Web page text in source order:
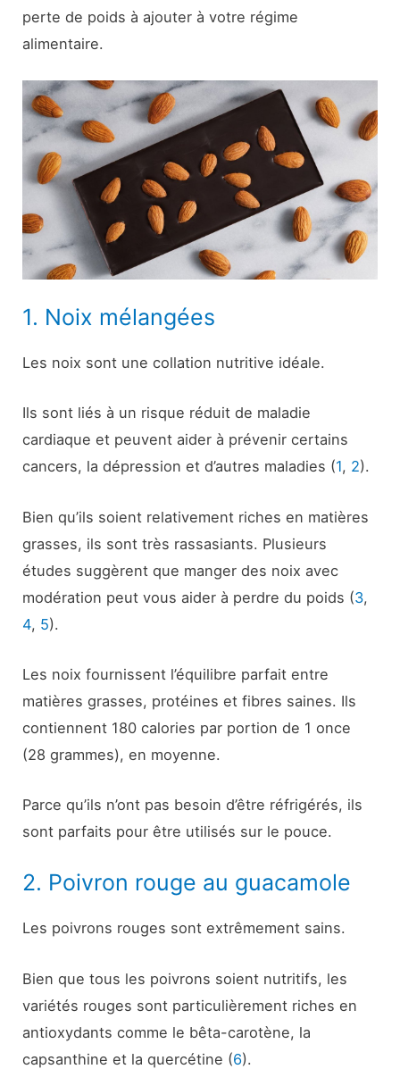
perte de poids à ajouter à votre régime
alimentaire.
1. Noix mélangées
Les noix sont une collation nutritive idéale.
Ils sont liés à un risque réduit de maladie
cardiaque et peuvent aider à prévenir certains
cancers, la dépression et d’autres maladies (1, 2).
Bien qu’ils soient relativement riches en matières
grasses, ils sont très rassasiants. Plusieurs
études suggèrent que manger des noix avec
modération peut vous aider à perdre du poids (3,
4, 5).
Les noix fournissent l’équilibre parfait entre
matières grasses, protéines et fibres saines. Ils
contiennent 180 calories par portion de 1 once
(28 grammes), en moyenne.
Parce qu’ils n’ont pas besoin d’être réfrigérés, ils
sont parfaits pour être utilisés sur le pouce.
2. Poivron rouge au guacamole
Les poivrons rouges sont extrêmement sains.
Bien que tous les poivrons soient nutritifs, les
variétés rouges sont particulièrement riches en
antioxydants comme le bêta-carotène, la
capsanthine et la quercétine (6).